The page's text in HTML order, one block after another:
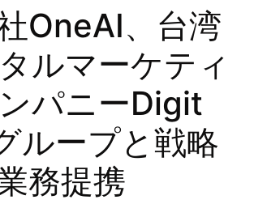
OneAI、台湾
ルマーケティ
パニーDigit
ループと戦略
務提携